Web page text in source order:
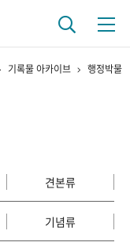
연구자들
기록물 아카이브 행정박물
견본류
기념류